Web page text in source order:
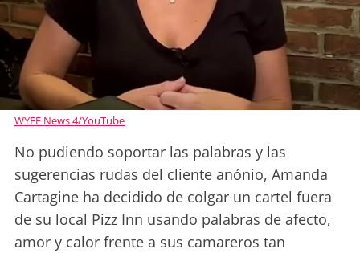
WYFF News 4/YouTube
No pudiendo soportar las palabras y las
sugerencias rudas del cliente anónio, Amanda
Cartagine ha decidido de colgar un cartel fuera
de su local Pizz Inn usando palabras de afecto,
amor y calor frente a sus camareros tan